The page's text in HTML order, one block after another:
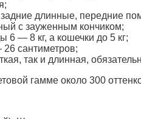
задние длинные, передние
с зауженным кончиком;
6 — 8 кг, а кошечки до 5 кг;
сантиметров;
так и длинная,
гамме около 300